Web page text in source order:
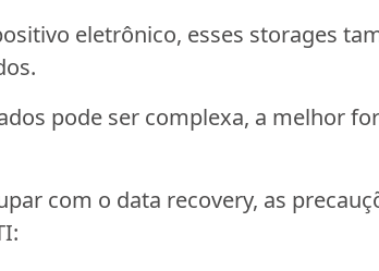
eletrônico, esses storages
pode ser complexa, a melhor
com o data recovery, as